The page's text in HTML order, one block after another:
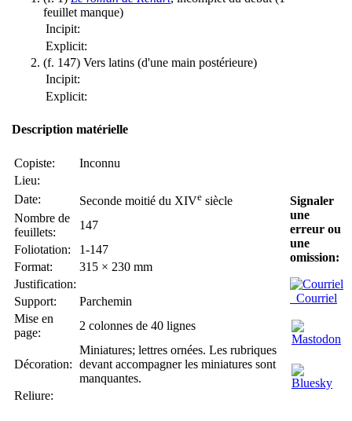
feuillet manque)
Incipit:
Explicit:
(f. 147) Vers latins (d'une main postérieure)
Incipit:
Explicit:
Description matérielle
Copiste:
Inconnu
Lieu:
Date:
Seconde moitié du XIVe siècle
Nombre de
feuillets:
147
Foliotation:
1-147
Format:
315 × 230 mm
Justification:
Support:
Parchemin
Mise en
page:
2 colonnes de 40 lignes
Décoration:
Miniatures; lettres ornées. Les rubriques
devant accompagner les miniatures sont
manquantes.
Reliure:
Signaler
une
erreur ou
une
omission:
Courriel